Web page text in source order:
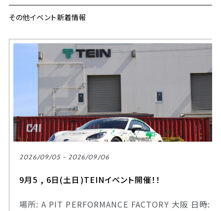
その他イベント新着情報
2026/09/05 - 2026/09/06
9月5 , 6日(土日)TEINイベント開催！！
場所: A PIT PERFORMANCE FACTORY 大阪 日時: